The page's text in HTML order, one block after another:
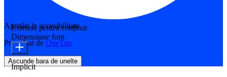
Ajustări la accesibilitate
Propulsat de OneTap
Ascunde bara de unelte
Extensii pentru conținut
Dimensiune font
Implicit